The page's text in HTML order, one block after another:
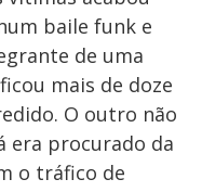
baile funk e
de uma
mais de doze
O outro não
era procurado da
o tráfico de